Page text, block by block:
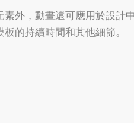
素外，動畫還可應用於設計
的持續時間和其他細節。